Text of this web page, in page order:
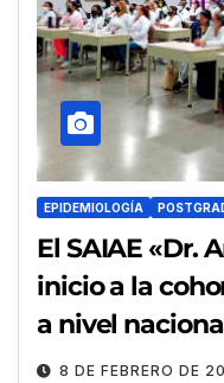
EPIDEMIOLOGÍA
El SAIAE «Dr.
inicio a la
a nivel
8 DE FEBRERO DE